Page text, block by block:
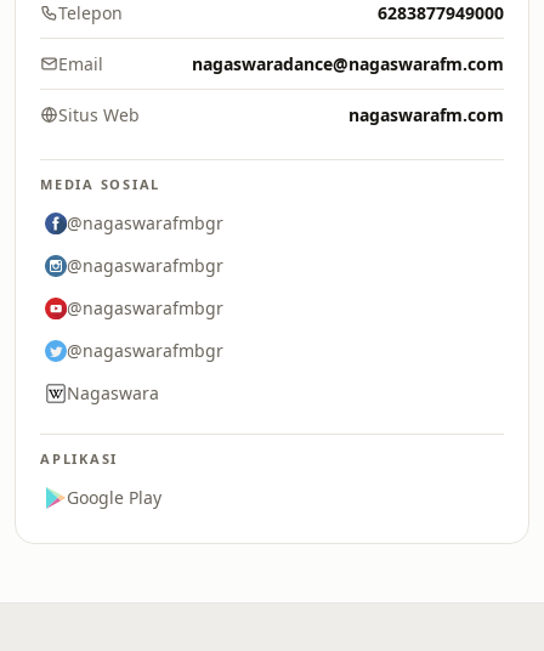
Telepon 6283877949000
Email nagaswaradance@nagaswarafm.com
Situs Web nagaswarafm.com
MEDIA SOSIAL
@nagaswarafmbgr
@nagaswarafmbgr
@nagaswarafmbgr
@nagaswarafmbgr
Nagaswara
APLIKASI
Google Play